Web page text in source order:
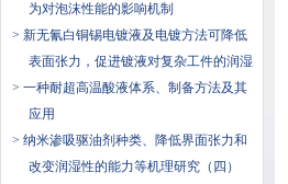
为对泡沫性能的影响机制
> 新无氰白铜锡电镀液及电镀方法可降低
表面张力，促进镀液对复杂工件的润湿
> 一种耐超高温酸液体系、制备方法及其
应用
> 纳米渗吸驱油剂种类、降低界面张力和
改变润湿性的能力等机理研究（四）